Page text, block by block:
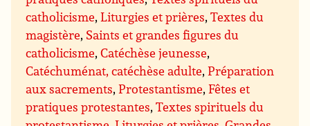
catholicisme,Liturgies et prières,Textes du
magistère, Saints et grandes figures du
catholicisme,Catéchèse jeunesse,
Catéchuménat, catéchèse adulte,Préparation
aux sacrements,Protestantisme,Fêtes et
pratiques protestantes,Textes spirituels du